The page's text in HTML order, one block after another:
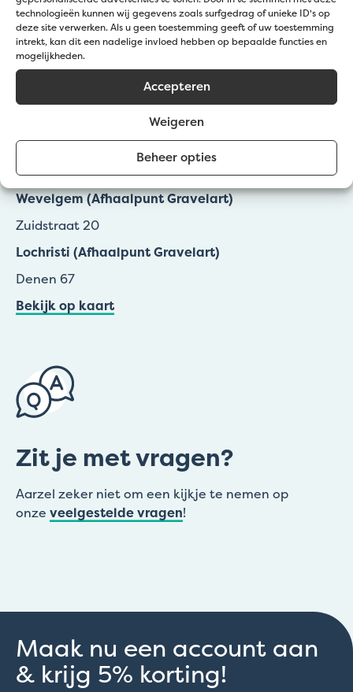
technologieën kunnen wij gegevens zoals surfgedrag of unieke ID's op
deze site verwerken. Als u geen toestemming geeft of uw toestemming
intrekt, kan dit een nadelige invloed hebben op bepaalde functies en
mogelijkheden.
Accepteren
Weigeren
Beheer opties
Kom langs bij Jatu
Zedelgem (Klantendienst Jatu)
Groenestraat 139a
Wevelgem (Afhaalpunt Gravelart)
Zuidstraat 20
Lochristi (Afhaalpunt Gravelart)
Denen 67
Bekijk op kaart
Zit je met vragen?
Aarzel zeker niet om een kijkje te nemen op
onze veelgestelde vragen!
Maak nu een account aan
& krijg 5% korting!